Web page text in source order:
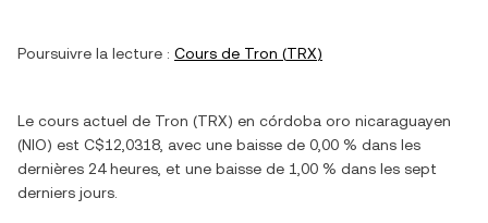
Poursuivre la lecture : Cours de Tron (TRX)
Le cours actuel de Tron (TRX) en córdoba oro nicaraguayen
(NIO) est C$12,0318 , avec une baisse de 0,00 % dans les
dernières 24 heures, et une baisse de 1,00 % dans les sept
derniers jours.